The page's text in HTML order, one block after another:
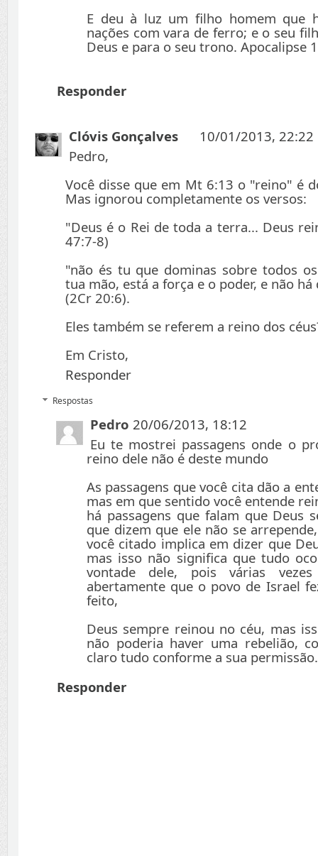
E deu à luz um filho homem que
nações com vara de ferro; e o seu
Deus e para o seu trono. Apocalipse
Responder
Clóvis Gonçalves
10/01/2013, 22:22
Pedro,
Você disse que em Mt 6:13 o "reino" é
Mas ignorou completamente os versos:
"Deus é o Rei de toda a terra... Deus
47:7-8)
"não és tu que dominas sobre todos
tua mão, está a força e o poder, e não
(2Cr 20:6).
Eles também se referem a reino dos
Em Cristo,
Responder
Respostas
Pedro 20/06/2013, 18:12
Eu te mostrei passagens onde o
reino dele não é deste mundo
As passagens que você cita dão a
mas em que sentido você entende
há passagens que falam que Deus
que dizem que ele não se
você citado implica em dizer que
mas isso não significa que tudo
vontade dele, pois várias
abertamente que o povo de Israel
feito,
Deus sempre reinou no céu, mas
não poderia haver uma rebelião,
claro tudo conforme a sua permissão.
Responder